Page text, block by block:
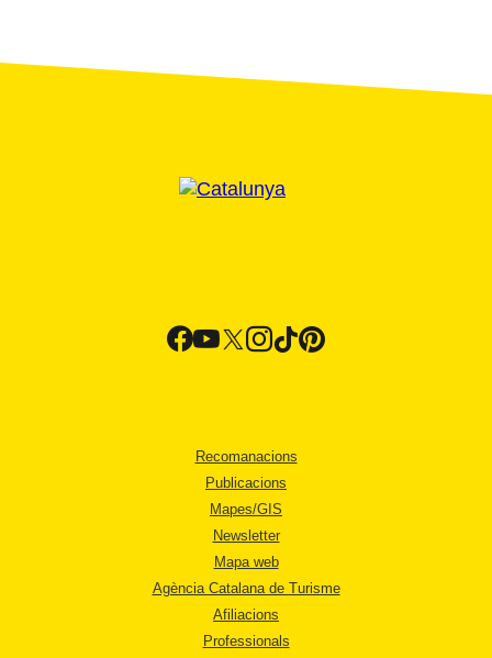
Recomanacions
Publicacions
Mapes/GIS
Newsletter
Mapa web
Agència Catalana de Turisme
Afiliacions
Professionals